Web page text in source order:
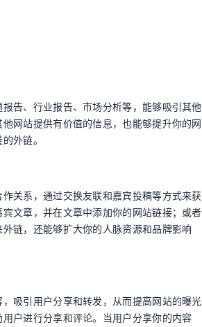
告、行业报告、市场分析等，能够吸引其他
网站提供有价值的信息，也能够提升你的网
外链。
关系，通过交换友联和嘉宾投稿等方式来获
文章，并在文章中添加你的网站链接；或者
链，还能够扩大你的人脉资源和品牌影响
吸引用户分享和转发，从而提高网站的曝光
户进行分享和评论。当用户分享你的内容